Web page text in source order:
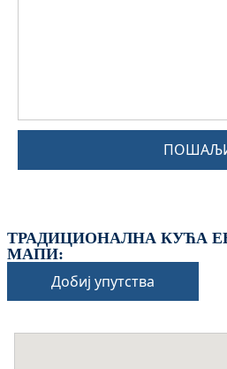
ТРАДИЦИОНАЛНА КУЋА
МАПИ:
Добиј упутства